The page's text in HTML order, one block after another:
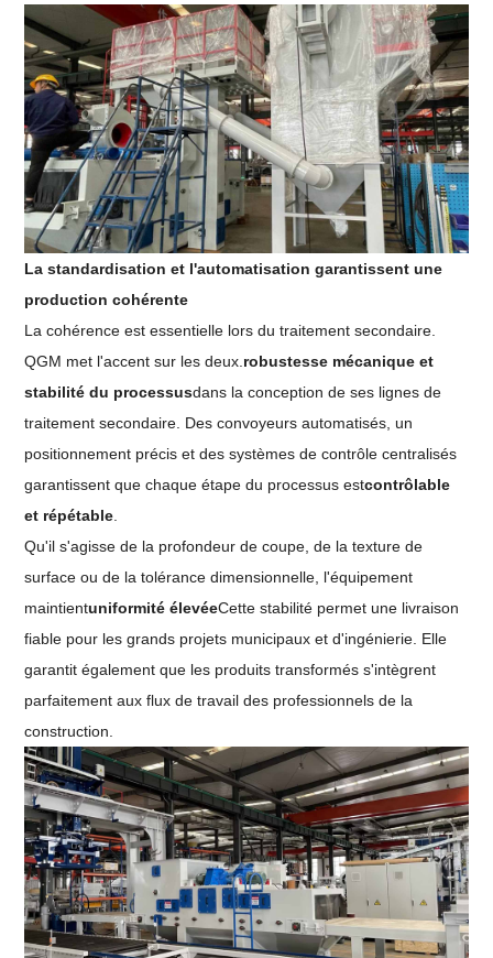
La standardisation et l'automatisation garantissent une
production cohérente
La cohérence est essentielle lors du traitement secondaire.
QGM met l'accent sur les deux.robustesse mécanique et
stabilité du processusdans la conception de ses lignes de
traitement secondaire. Des convoyeurs automatisés, un
positionnement précis et des systèmes de contrôle centralisés
garantissent que chaque étape du processus estcontrôlable
et répétable.
Qu'il s'agisse de la profondeur de coupe, de la texture de
surface ou de la tolérance dimensionnelle, l'équipement
maintientuniformité élevéeCette stabilité permet une livraison
fiable pour les grands projets municipaux et d'ingénierie. Elle
garantit également que les produits transformés s'intègrent
parfaitement aux flux de travail des professionnels de la
construction.